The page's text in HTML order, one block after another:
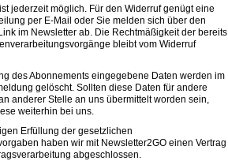
jederzeit möglich. Für den Widerruf genügt eine
per E-Mail oder Sie melden sich über den
im Newsletter ab. Die Rechtmäßigkeit der bereits
bleibt vom Widerruf
des Abonnements eingegebene Daten werden im
gelöscht. Sollten diese Daten für andere
anderer Stelle an uns übermittelt worden sein,
weiterhin bei uns.
Erfüllung der gesetzlichen
haben wir mit Newsletter2GO einen Vertrag
abgeschlossen.